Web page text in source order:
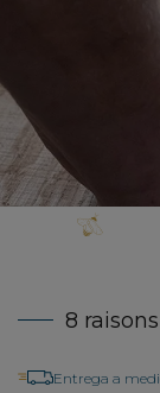
8
Entrega a